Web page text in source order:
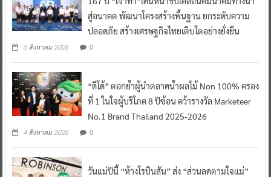
สู่อนาคต พัฒนาโครงสร้างพื้นฐาน ยกระดับความ
ปลอดภัย สร้างเศรษฐกิจไทยเติบโตอย่างยั่งยืน
5 สิงหาคม 2026 0
“ดีโด้” ตอกย้ำผู้นำตลาดน้ำผลไม้ Non 100% ครอง
ที่ 1 ในใจผู้บริโภค 8 ปีซ้อน คว้ารางวัล Marketeer
No.1 Brand Thailand 2025-2026
4 สิงหาคม 2026 0
วันแม่ปีนี้ “ห้างโรบินสัน” ส่ง “ส่วนลดตามใจแม่”